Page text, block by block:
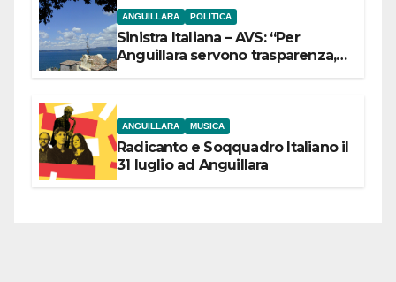
ANGUILLARA POLITICA
Sinistra Italiana – AVS: “Per
Anguillara servono trasparenza,
ANGUILLARA MUSICA
Radicanto e Soqquadro Italiano il
31 luglio ad Anguillara